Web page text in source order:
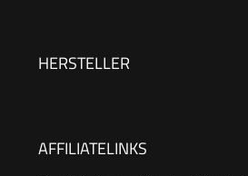
HERSTELLER
AFFILIATELINKS